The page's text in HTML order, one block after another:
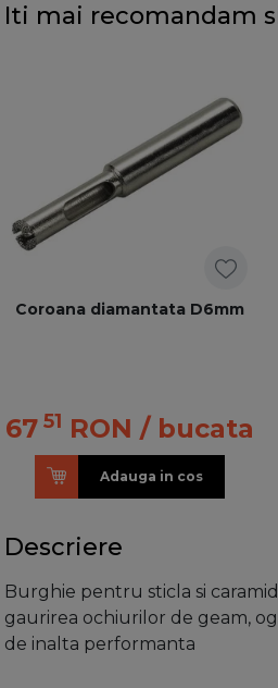
Iti mai recomandam
Coroana diamantata D6mm
6751 RON / bucata
Adauga in cos
Descriere
Burghie pentru sticla si
gaurirea ochiurilor de geam,
de inalta performanta